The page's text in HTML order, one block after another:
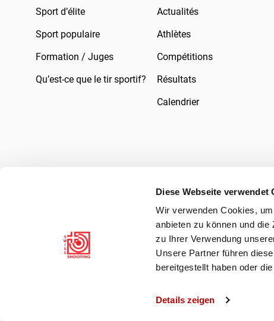
Diese Webseite verwendet
Wir verwenden Cookies,
anbieten zu können und
zu Ihrer Verwendung
Unsere Partner führen
bereitgestellt haben oder
Details zeigen
Sport d’élite
Sport populaire
Formation / Juges
Qu’est-ce que le tir sportif?
Actualités
Athlètes
Compétitions
Résultats
Calendrier
Protection des